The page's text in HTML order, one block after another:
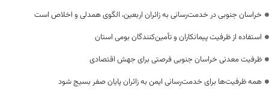
خراسان جنوبی در خدمت‌رسانی به زائران اربعین، الگوی همدلی و اخلاص است
استفاده از ظرفیت پیمانکاران و تأمین‌کنندگان بومی استان
ظرفیت معدنی خراسان جنوبی فرصتی برای جهش اقتصادی
همه ظرفیت‌ها برای خدمت‌رسانی ایمن به زائران پایان صفر بسیج شود